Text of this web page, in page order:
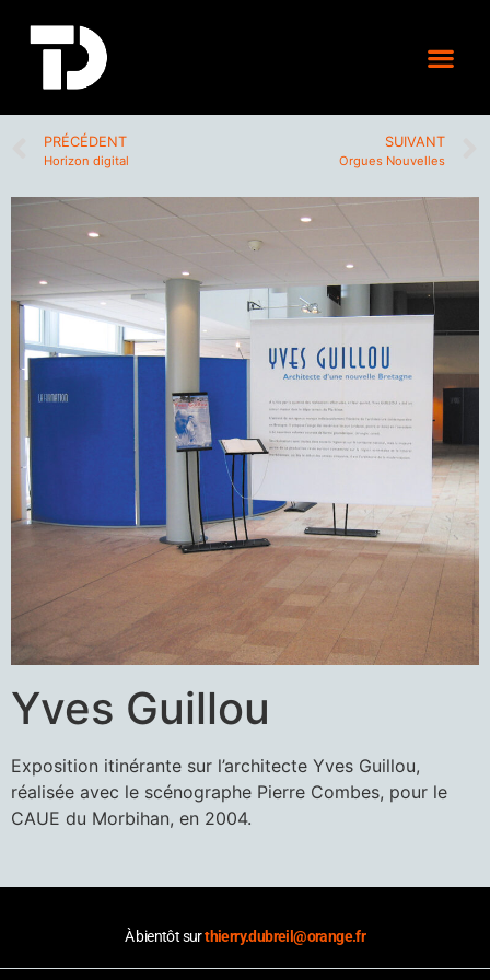
PRÉCÉDENT
Horizon digital
SUIVANT
Orgues Nouvelles
Yves Guillou
Exposition itinérante sur l’architecte Yves Guillou,
réalisée avec le scénographe Pierre Combes, pour le
CAUE du Morbihan, en 2004.
À bientôt surthierry.dubreil@orange.fr